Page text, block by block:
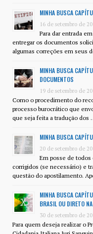
MINHA BUSCA
16 de setembro de
Para dar entrada
entregar os documentos
algumas correções em seus
MINHA BUSCA
DOCUMENTOS
19 de setembro de
Como o procedimento do
processo burocrático que
que seja feita a tradução dos
MINHA BUSCA
20 de setembro de
Em posse de
corrigidos (se necessário) e
questão do apostilamento.
MINHA BUSCA
BRASIL OU DIRETO
30 de setembro de
Para quem deseja realizar o